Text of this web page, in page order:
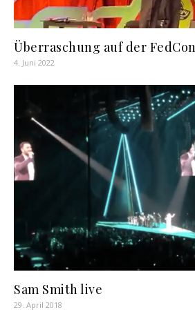
Überraschung auf der FedCon
4. Juni 2022
Sam Smith live
29. April 2018